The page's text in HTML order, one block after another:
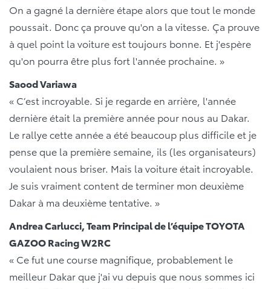
On a gagné la dernière étape alors que tout le monde
poussait. Donc ça prouve qu'on a la vitesse. Ça prouve
à quel point la voiture est toujours bonne. Et j'espère
qu'on pourra être plus fort l'année prochaine. »
Saood Variawa
« C’est incroyable. Si je regarde en arrière, l'année
dernière était la première année pour nous au Dakar.
Le rallye cette année a été beaucoup plus difficile et je
pense que la première semaine, ils (les organisateurs)
voulaient nous briser. Mais la voiture était incroyable.
Je suis vraiment content de terminer mon deuxième
Dakar à ma deuxième tentative. »
Andrea Carlucci, Team Principal de l’équipe TOYOTA
GAZOO Racing W2RC
« Ce fut une course magnifique, probablement le
meilleur Dakar que j'ai vu depuis que nous sommes ici